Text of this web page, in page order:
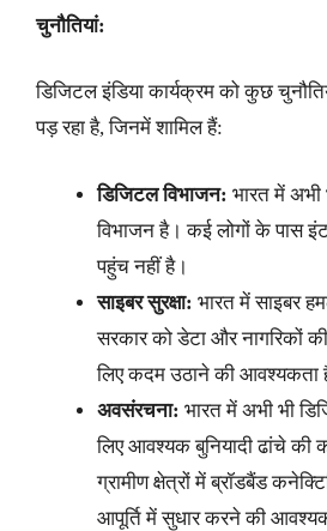
चुनौतियां:
डिजिटल इंडिया कार्यक्रम को कुछ
पड़ रहा है, जिनमें शामिल हैं:
डिजिटल विभाजन: भारत में अभी
विभाजन है। कई लोगों के पास
पहुंच नहीं है।
साइबर सुरक्षा: भारत में साइबर
सरकार को डेटा और नागरिकों
लिए कदम उठाने की आवश्यकता
अवसंरचना: भारत में अभी भी
लिए आवश्यक बुनियादी ढांचे की
ग्रामीण क्षेत्रों में ब्रॉडबैंड
आपूर्ति में सुधार करने की